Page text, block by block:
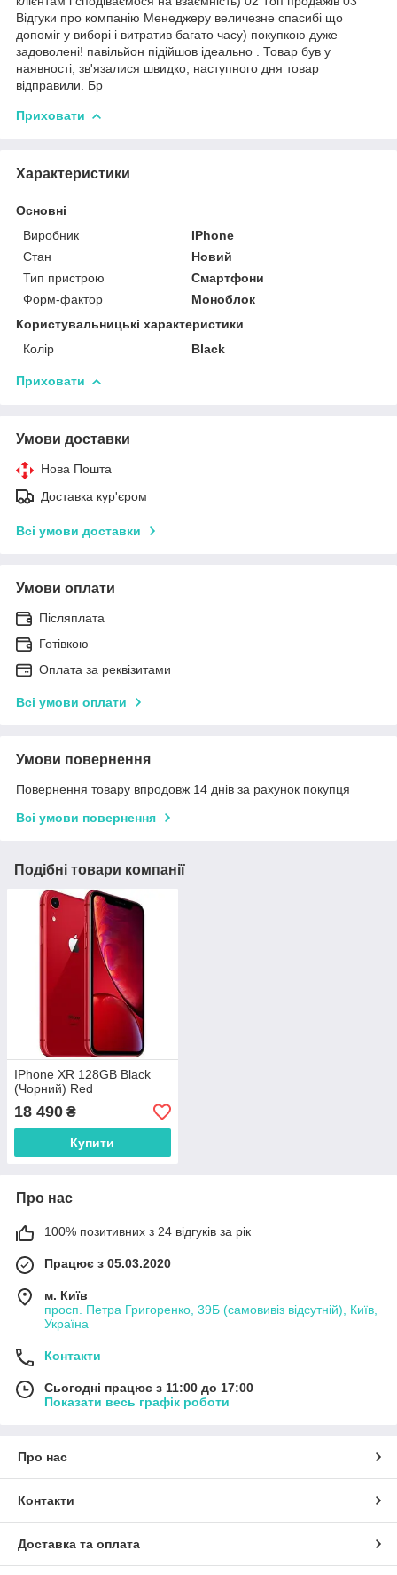
Відгуки про компанію Менеджеру величезне спасибі що
допоміг у виборі і витратив багато часу) покупкою дуже
задоволені! павільйон підійшов ідеально . Товар був у
наявності, зв'язалися швидко, наступного дня товар
відправили. Бр
Приховати
Характеристики
Основні
Виробник
IPhone
Стан
Новий
Тип пристрою
Смартфони
Форм-фактор
Моноблок
Користувальницькі характеристики
Колір
Black
Приховати
Умови доставки
Нова Пошта
Доставка кур'єром
Всі умови доставки
Умови оплати
Післяплата
Готівкою
Оплата за реквізитами
Всі умови оплати
Умови повернення
Повернення товару впродовж 14 днів за рахунок покупця
Всі умови повернення
Подібні товари компанії
IPhone XR 128GB Black
(Чорний) Red
18 490 ₴
Купити
Про нас
100% позитивних з 24 відгуків за рік
Працює з 05.03.2020
м. Київ
просп. Петра Григоренко, 39Б (самовивіз відсутній), Київ,
Україна
Контакти
Сьогодні працює з 11:00 до 17:00
Показати весь графік роботи
Про нас
Контакти
Доставка та оплата